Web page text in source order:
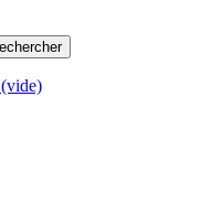
(vide)